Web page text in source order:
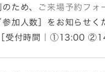
ため、 ご来場予約フォ
参加人数］をお知らせ
受付時間｜①13:00